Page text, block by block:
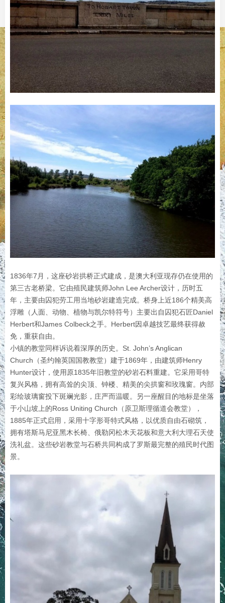
1836年7月，这座砂岩拱桥正式建成，是澳大利亚现存仍在使用的
第三古老桥梁。它由殖民建筑师John Lee Archer设计，历时五
年，主要由囚犯劳工用当地砂岩建造完成。桥身上近186个精美高
浮雕（人面、动物、植物与凯尔特符号）主要出自囚犯石匠Daniel
Herbert和James Colbeck之手。Herbert因卓越技艺最终获得赦
免，重获自由。
小镇的教堂同样诉说着深厚的历史。St. John’s Anglican
Church（圣约翰英国国教教堂）建于1869年，由建筑师Henry
Hunter设计，使用原1835年旧教堂的砂岩石料重建。它采用哥特
复兴风格，拥有高耸的尖顶、钟楼、精美的尖拱窗和玫瑰窗。内部
彩绘玻璃窗投下斑斓光影，庄严而温暖。另一座醒目的地标是坐落
于小山坡上的Ross Uniting Church（原卫斯理循道会教堂），
1885年正式启用，采用十字形哥特式风格，以优质自由石砌筑，
拥有塔斯马尼亚黑木长椅、俄勒冈松木天花板和意大利大理石天使
洗礼盆。这些砂岩教堂与石桥共同构成了罗斯最完整的殖民时代图
景。